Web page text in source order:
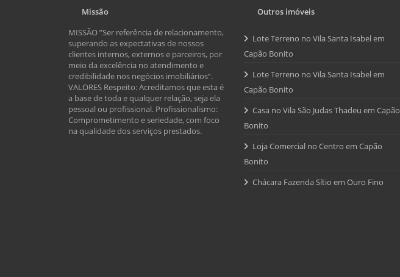
Missão
MISSÃO ”Ser referência de relacionamento,
superando as expectativas de nossos
clientes internos, externos e parceiros, por
meio da excelência no atendimento e
credibilidade nos negócios imobiliários”.
VALORES Respeito: Acreditamos que esta é
a base de toda e qualquer relação, seja ela
pessoal ou profissional. Profissionalismo:
Comprometimento e seriedade, com foco
na qualidade dos serviços prestados.
Outros imóveis
Lote Terreno no Vila Santa Isabel em
Capão Bonito
Lote Terreno no Vila Santa Isabel em
Capão Bonito
Casa no Vila São Judas Thadeu em Capão
Bonito
Loja Comercial no Centro em Capão
Bonito
Chácara Fazenda Sítio em Ouro Fino